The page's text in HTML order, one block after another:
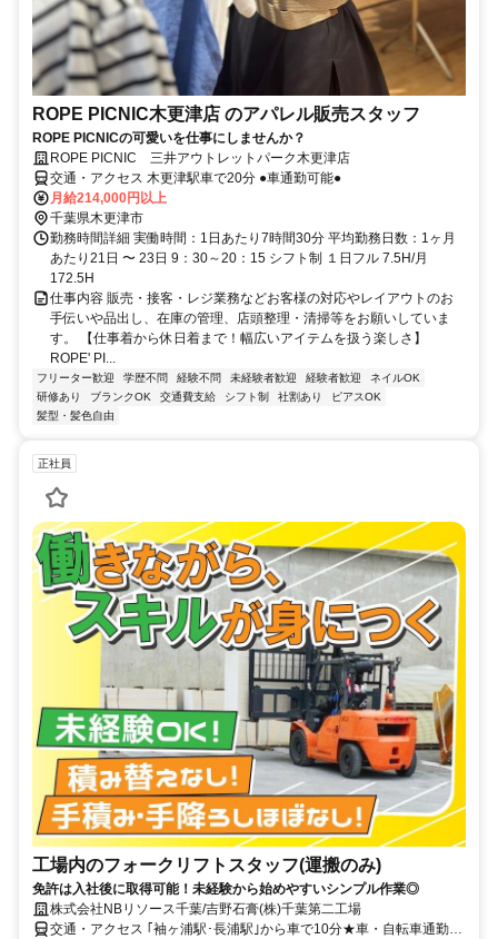
ROPE PICNIC木更津店 のアパレル販売スタッフ
ROPE PICNICの可愛いを仕事にしませんか？
ROPE PICNIC 三井アウトレットパーク木更津店
交通・アクセス 木更津駅車で20分 ●車通勤可能●
月給214,000円以上
千葉県木更津市
勤務時間詳細 実働時間：1日あたり7時間30分 平均勤務日数：1ヶ月
あたり21日 〜 23日 9：30～20：15 シフト制 １日フル 7.5H/月
172.5H
仕事内容 販売・接客・レジ業務などお客様の対応やレイアウトのお
手伝いや品出し、在庫の管理、店頭整理・清掃等をお願いしていま
す。 【仕事着から休日着まで！幅広いアイテムを扱う楽しさ】
ROPE' PI...
フリーター歓迎 学歴不問 経験不問 未経験者歓迎 経験者歓迎
ネイルOK
研修あり
ブランクOK 交通費支給 シフト制 社割あり
ピアスOK
髪型・髪色自由
正社員
工場内のフォークリフトスタッフ(運搬のみ)
免許は入社後に取得可能！未経験から始めやすいシンプル作業◎
株式会社NBリソース千葉/吉野石膏(株)千葉第二工場
交通・アクセス ｢袖ヶ浦駅･長浦駅｣から車で10分★車・自転車通勤